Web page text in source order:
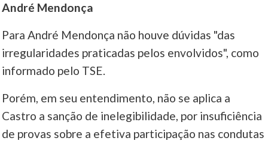
André Mendonça
Para André Mendonça não houve dúvidas "das
irregularidades praticadas pelos envolvidos", como
informado pelo TSE.
Porém, em seu entendimento, não se aplica a
Castro a sanção de inelegibilidade, por insuficiência
de provas sobre a efetiva participação nas condutas